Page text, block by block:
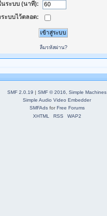
นระบบ (นาที):
ะบบไว้ตลอด:
ลืมรหัสผ่าน?
SMF 2.0.19 | SMF © 2016
Simple Machines
Simple Audio Video Embedder
SMFAdsforFree Forums
XHTML
RSS WAP2